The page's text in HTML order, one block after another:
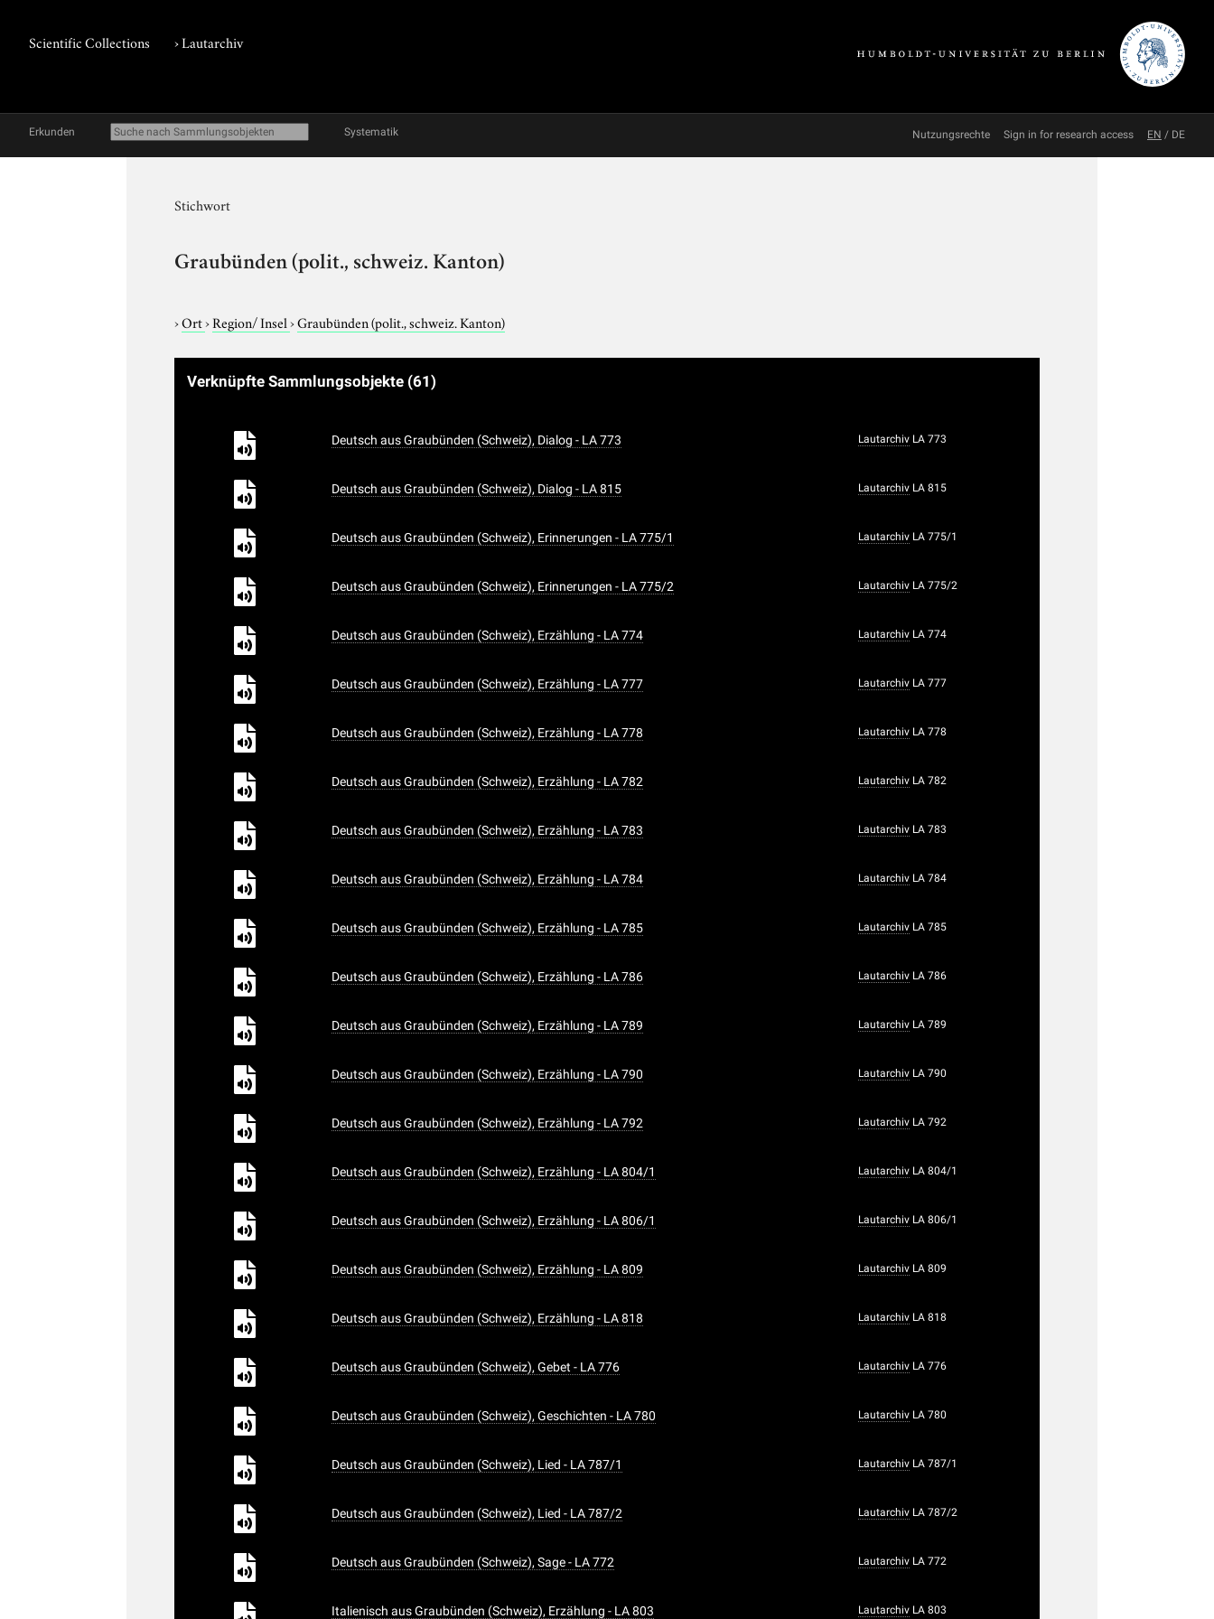
Scientific Collections ›Lautarchiv
Erkunden Systematik Nutzungsrechte Sign in for research access EN / DE
Stichwort
Graubünden (polit., schweiz. Kanton)
›Ort›Region/ Insel›Graubünden (polit., schweiz. Kanton)
Verknüpfte Sammlungsobjekte (61)
Deutsch aus Graubünden (Schweiz), Dialog - LA 773 Lautarchiv LA 773
Deutsch aus Graubünden (Schweiz), Dialog - LA 815 Lautarchiv LA 815
Deutsch aus Graubünden (Schweiz), Erinnerungen - LA 775/1 Lautarchiv LA 775/1
Deutsch aus Graubünden (Schweiz), Erinnerungen - LA 775/2 Lautarchiv LA 775/2
Deutsch aus Graubünden (Schweiz), Erzählung - LA 774 Lautarchiv LA 774
Deutsch aus Graubünden (Schweiz), Erzählung - LA 777 Lautarchiv LA 777
Deutsch aus Graubünden (Schweiz), Erzählung - LA 778 Lautarchiv LA 778
Deutsch aus Graubünden (Schweiz), Erzählung - LA 782 Lautarchiv LA 782
Deutsch aus Graubünden (Schweiz), Erzählung - LA 783 Lautarchiv LA 783
Deutsch aus Graubünden (Schweiz), Erzählung - LA 784 Lautarchiv LA 784
Deutsch aus Graubünden (Schweiz), Erzählung - LA 785 Lautarchiv LA 785
Deutsch aus Graubünden (Schweiz), Erzählung - LA 786 Lautarchiv LA 786
Deutsch aus Graubünden (Schweiz), Erzählung - LA 789 Lautarchiv LA 789
Deutsch aus Graubünden (Schweiz), Erzählung - LA 790 Lautarchiv LA 790
Deutsch aus Graubünden (Schweiz), Erzählung - LA 792 Lautarchiv LA 792
Deutsch aus Graubünden (Schweiz), Erzählung - LA 804/1 Lautarchiv LA 804/1
Deutsch aus Graubünden (Schweiz), Erzählung - LA 806/1 Lautarchiv LA 806/1
Deutsch aus Graubünden (Schweiz), Erzählung - LA 809 Lautarchiv LA 809
Deutsch aus Graubünden (Schweiz), Erzählung - LA 818 Lautarchiv LA 818
Deutsch aus Graubünden (Schweiz), Gebet - LA 776 Lautarchiv LA 776
Deutsch aus Graubünden (Schweiz), Geschichten - LA 780 Lautarchiv LA 780
Deutsch aus Graubünden (Schweiz), Lied - LA 787/1 Lautarchiv LA 787/1
Deutsch aus Graubünden (Schweiz), Lied - LA 787/2 Lautarchiv LA 787/2
Deutsch aus Graubünden (Schweiz), Sage - LA 772 Lautarchiv LA 772
Italienisch aus Graubünden (Schweiz), Erzählung - LA 803 Lautarchiv LA 803